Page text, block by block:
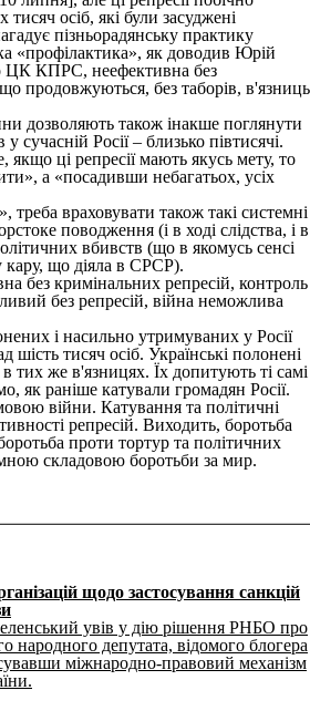
тисяч осіб, які були засуджені
пізньорадянську практику
«профілактика», як доводив Юрій
ЦК КПРС, неефективна без
продовжуються, без таборів, в'язниць
дозволяють також інакше поглянути
у сучасній Росії – близько півтисячі.
ці репресії мають якусь мету, то
а «посадивши небагатьох, усіх
треба враховувати також такі системні
поводження (і в ході слідства, і в
вбивств (що в якомусь сенсі
кару, що діяла в СРСР).
без кримінальних репресій, контроль
без репресій, війна неможлива
і насильно утримуваних у Росії
шість тисяч осіб. Українські полонені
тих же в'язницях. Їх допитують ті самі
як раніше катували громадян Росії.
війни. Катування та політичні
репресій. Виходить, боротьба
проти тортур та політичних
складовою боротьби за мир.
щодо застосування санкцій
увів у дію рішення РНБО про
народного депутата, відомого блогера
міжнародно-правовий механізм